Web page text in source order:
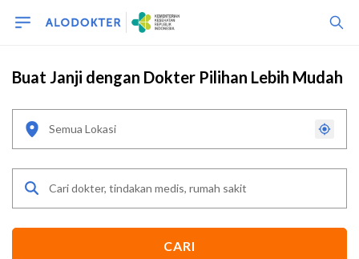
Buat Janji dengan Dokter Pilihan Lebih Mudah